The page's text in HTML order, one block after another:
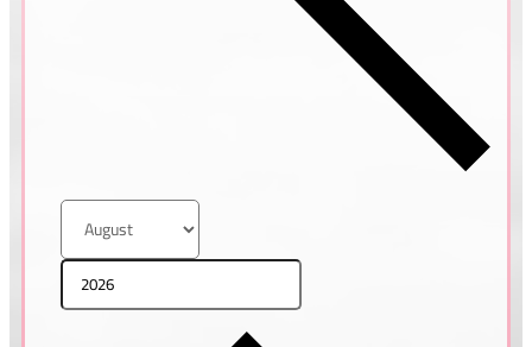
Tatiana & Pavel
ŘECKO, SANTORINI